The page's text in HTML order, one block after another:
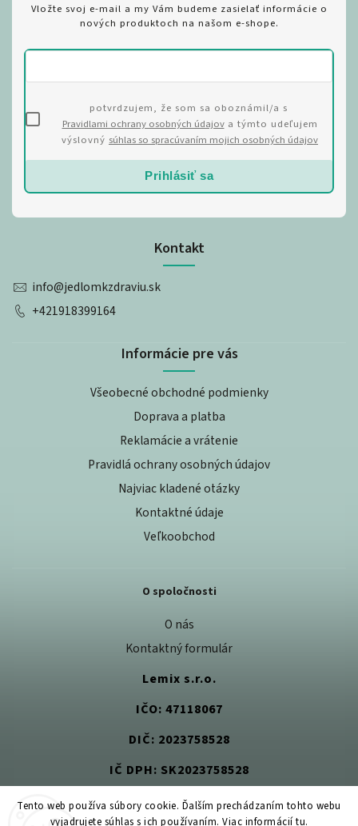
Tento web používa súbory cookie. Ďalším prechádzaním tohto webu
vyjadrujete súhlas s ich používaním. Viac informáciítu.
Kontakt
info@jedlomkzdraviu.sk
+421918399164
Informácie pre vás
Všeobecné obchodné podmienky
Doprava a platba
Reklamácie a vrátenie
Pravidlá ochrany osobných údajov
Najviac kladené otázky
Kontaktné údaje
Veľkoobchod
O spoločnosti
O nás
Kontaktný formulár
Lemix s.r.o.
IČO: 47118067
DIČ: 2023758528
IČ DPH: SK2023758528
Vložte svoj e-mail a my Vám budeme zasielať informácie o
nových produktoch na našom e-shope.
potvrdzujem, že som sa oboznámil/a s
Pravidlami ochrany osobných údajova týmto udeľujem
výslovný súhlas so spracúvaním mojich osobných údajov
Prihlásiť sa